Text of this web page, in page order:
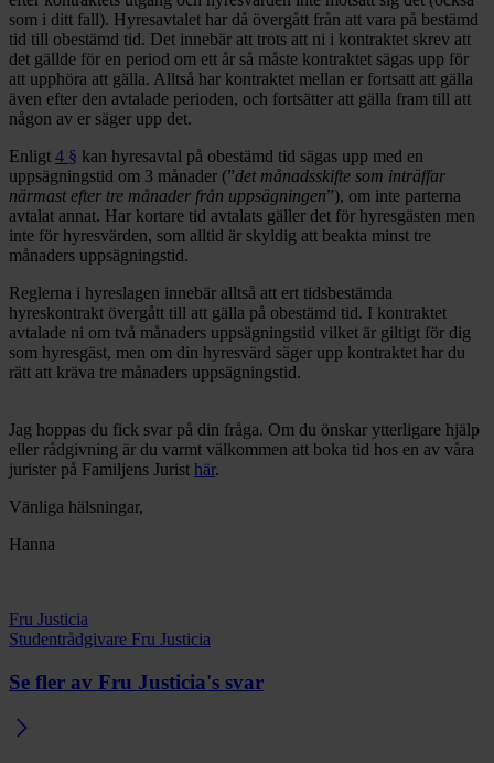
som i ditt fall). Hyresavtalet har då övergått från att vara på bestämd
tid till obestämd tid. Det innebär att trots att ni i kontraktet skrev att
det gällde för en period om ett år så måste kontraktet sägas upp för
att upphöra att gälla. Alltså har kontraktet mellan er fortsatt att gälla
även efter den avtalade perioden, och fortsätter att gälla fram till att
någon av er säger upp det.
Enligt 4 § kan hyresavtal på obestämd tid sägas upp med en
uppsägningstid om 3 månader (”det månadsskifte som inträffar
närmast efter tre månader från uppsägningen”), om inte parterna
avtalat annat. Har kortare tid avtalats gäller det för hyresgästen men
inte för hyresvärden, som alltid är skyldig att beakta minst tre
månaders uppsägningstid.
Reglerna i hyreslagen innebär alltså att ert tidsbestämda
hyreskontrakt övergått till att gälla på obestämd tid. I kontraktet
avtalade ni om två månaders uppsägningstid vilket är giltigt för dig
som hyresgäst, men om din hyresvärd säger upp kontraktet har du
rätt att kräva tre månaders uppsägningstid.
Jag hoppas du fick svar på din fråga. Om du önskar ytterligare hjälp
eller rådgivning är du varmt välkommen att boka tid hos en av våra
jurister på Familjens Jurist här.
Vänliga hälsningar,
Hanna
Fru Justicia
Studentrådgivare Fru Justicia
Se fler av Fru Justicia's svar